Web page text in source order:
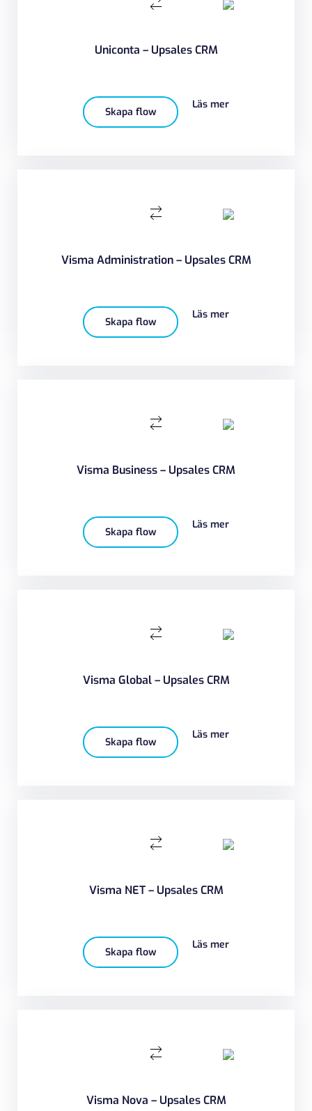
Uniconta – Upsales CRM
Skapa flow
Läs mer
Visma Administration – Upsales CRM
Skapa flow
Läs mer
Visma Business – Upsales CRM
Skapa flow
Läs mer
Visma Global – Upsales CRM
Skapa flow
Läs mer
Visma NET – Upsales CRM
Skapa flow
Läs mer
Visma Nova – Upsales CRM